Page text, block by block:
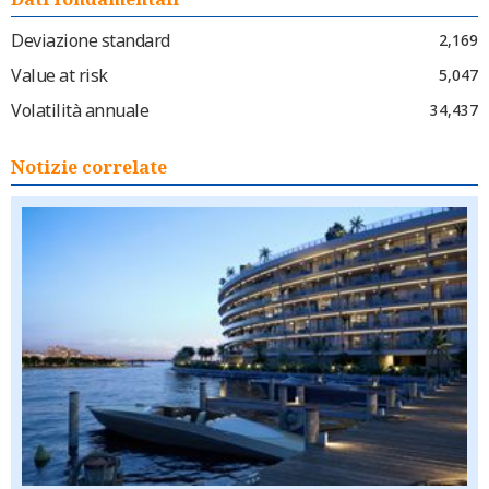
Deviazione standard
2,169
Value at risk 5,047
Volatilità annuale 34,437
Notizie correlate